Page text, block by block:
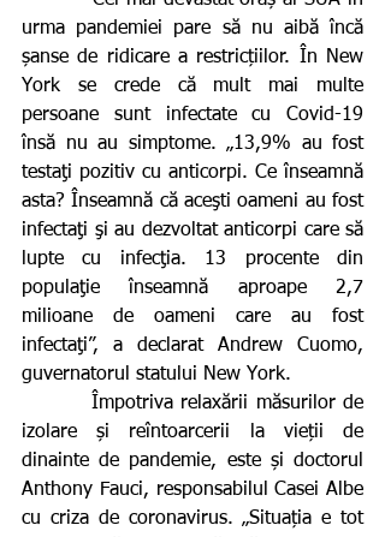
urma pandemiei pare să nu aibă încă
șanse de ridicare a restricțiilor. În New
York se crede că mult mai multe
persoane sunt infectate cu Covid-19
însă nu au simptome. „13,9% au fost
testaţi pozitiv cu anticorpi. Ce înseamnă
asta? Înseamnă că aceşti oameni au fost
infectaţi şi au dezvoltat anticorpi care să
lupte cu infecţia. 13 procente din
populaţie înseamnă aproape 2,7
milioane de oameni care au fost
infectaţi”, a declarat Andrew Cuomo,
guvernatorul statului New York.
izolare și reîntoarcerii la vieții de
dinainte de pandemie, este și doctorul
Anthony Fauci, responsabilul Casei Albe
cu criza de coronavirus. „Situația e tot